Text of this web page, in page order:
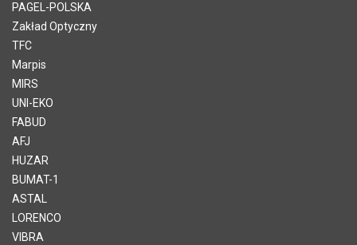
PAGEL-POLSKA
Zakład Optyczny
TFC
Marpis
MIRS
UNI-EKO
FABUD
AFJ
HUZAR
BUMAT-1
ASTAL
LORENCO
VIBRA